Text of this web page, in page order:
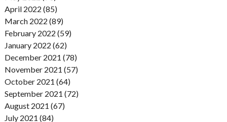
April 2022 (85)
March 2022 (89)
February 2022 (59)
January 2022 (62)
December 2021 (78)
November 2021 (57)
October 2021 (64)
September 2021 (72)
August 2021 (67)
July 2021 (84)